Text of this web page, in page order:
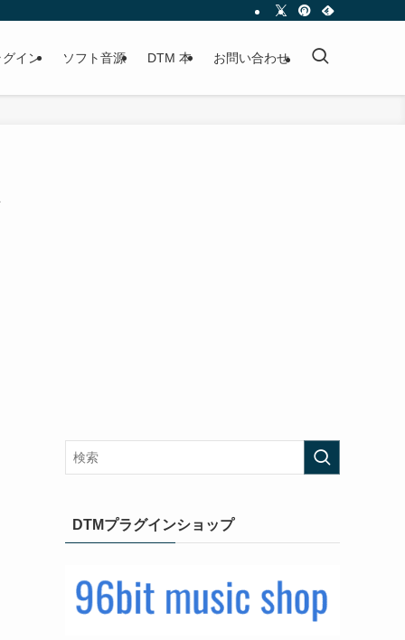
イン ソフト音源 DTM 本 お問い合わせ
DTMプラグインショップ